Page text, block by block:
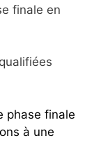
finale en
phase finale
à une